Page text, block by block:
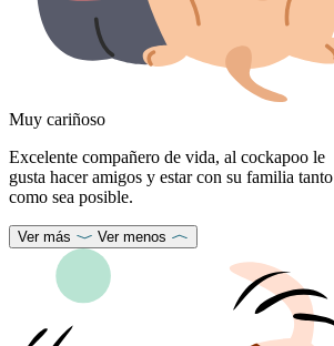
Muy cariñoso
Excelente compañero de vida, al cockapoo le
gusta hacer amigos y estar con su familia tanto
como sea posible.
Ver más Ver menos